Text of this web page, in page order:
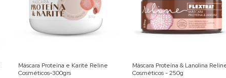
Máscara Proteína e Karité Reline
Cosméticos-300grs
Máscara Proteína & Lanolina
Cosméticos - 250g